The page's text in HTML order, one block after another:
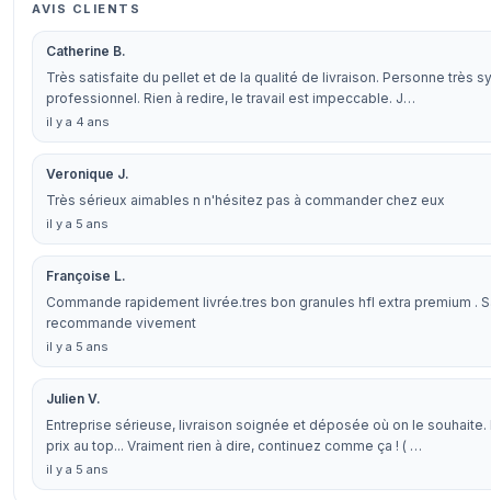
AVIS CLIENTS
Catherine B.
Très satisfaite du pellet et de la qualité de livraison. Personne très
professionnel. Rien à redire, le travail est impeccable. J…
il y a 4 ans
Veronique J.
Très sérieux aimables n n'hésitez pas à commander chez eux
il y a 5 ans
Françoise L.
Commande rapidement livrée.tres bon granules hfl extra premium .
recommande vivement
il y a 5 ans
Julien V.
Entreprise sérieuse, livraison soignée et déposée où on le souhaite.
prix au top... Vraiment rien à dire, continuez comme ça ! ( …
il y a 5 ans